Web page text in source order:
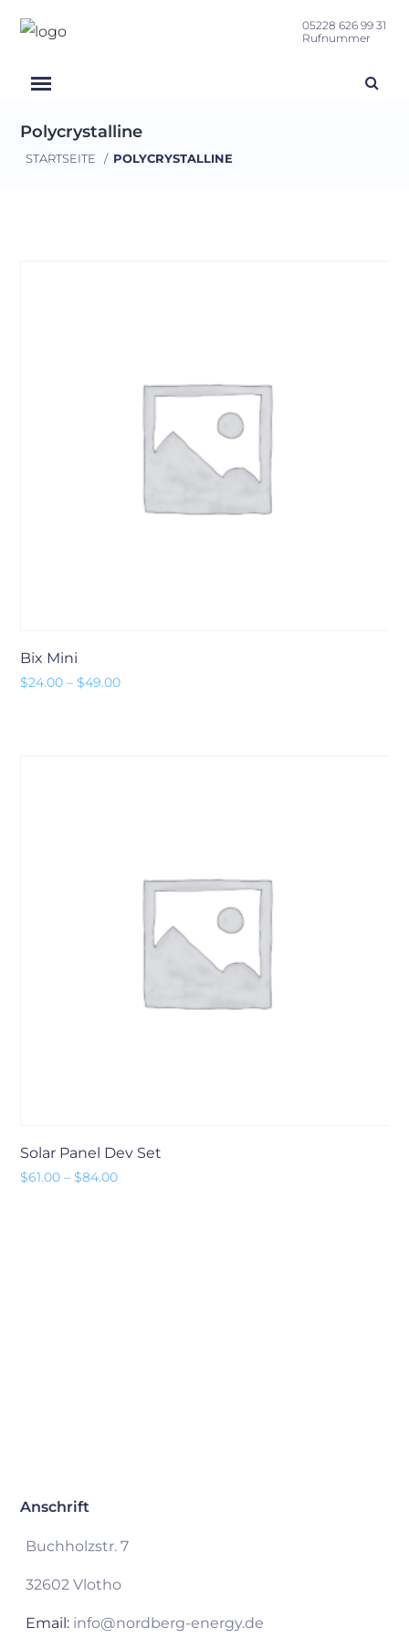
05228 626 99 31
Rufnummer
Polycrystalline
STARTSEITE / POLYCRYSTALLINE
Bix Mini
$24.00 –$49.00Preisspanne: $24.00 bis $49.00
Solar Panel Dev Set
$61.00 –$84.00Preisspanne: $61.00 bis $84.00
Anschrift
Buchholzstr. 7
32602 Vlotho
Email: info@nordberg-energy.de